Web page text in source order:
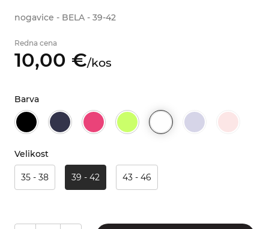
nogavice - BELA - 39-42
Redna cena
10,00 €/kos
Barva
Velikost
35 - 38 39 - 42 43 - 46